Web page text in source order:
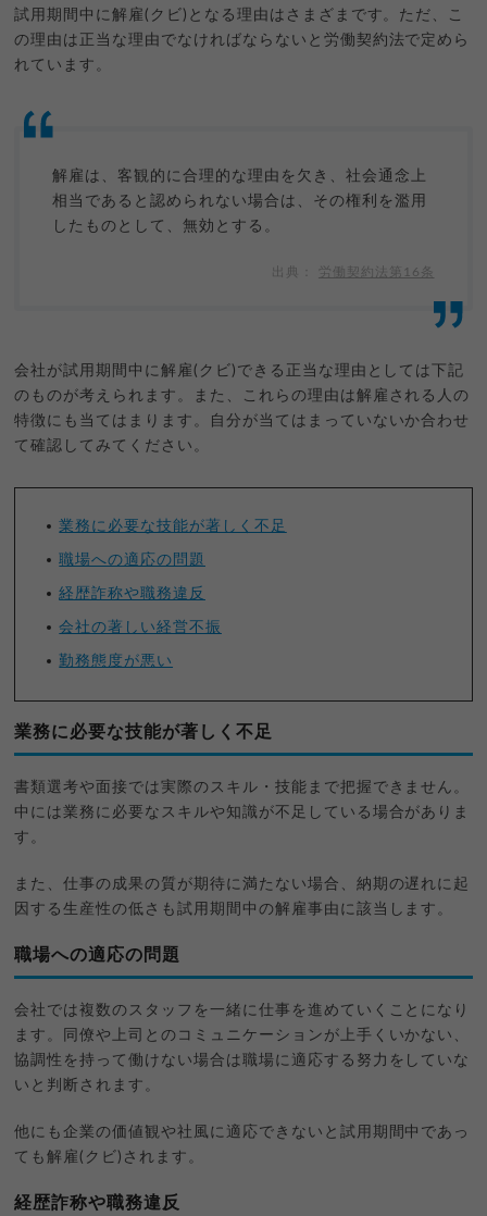
試用期間中に解雇(クビ)となる理由はさまざまです。ただ、こ
の理由は正当な理由でなければならないと労働契約法で定めら
れています。
解雇は、客観的に合理的な理由を欠き、社会通念上
相当であると認められない場合は、その権利を濫用
したものとして、無効とする。
労働契約法第16条
会社が試用期間中に解雇(クビ)できる正当な理由としては下記
のものが考えられます。また、これらの理由は解雇される人の
特徴にも当てはまります。自分が当てはまっていないか合わせ
て確認してみてください。
業務に必要な技能が著しく不足
職場への適応の問題
経歴詐称や職務違反
会社の著しい経営不振
勤務態度が悪い
業務に必要な技能が著しく不足
書類選考や面接では実際のスキル・技能まで把握できません。
中には業務に必要なスキルや知識が不足している場合がありま
す。
また、仕事の成果の質が期待に満たない場合、納期の遅れに起
因する生産性の低さも試用期間中の解雇事由に該当します。
職場への適応の問題
会社では複数のスタッフを一緒に仕事を進めていくことになり
ます。同僚や上司とのコミュニケーションが上手くいかない、
協調性を持って働けない場合は職場に適応する努力をしていな
いと判断されます。
他にも企業の価値観や社風に適応できないと試用期間中であっ
ても解雇(クビ)されます。
経歴詐称や職務違反